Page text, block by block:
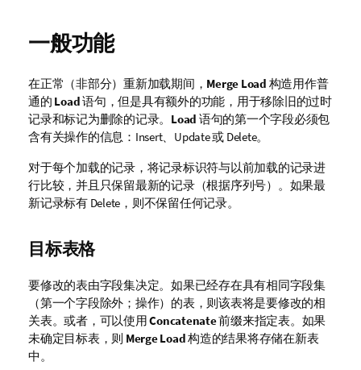
一般功能
在正常（非部分）重新加载期间， Merge Load 构造用作普
通的 Load语句，但是具有额外的功能，用于移除旧的过时
记录和标记为删除的记录。 Load 语句的第一个字段必须包
含有关操作的信息： Insert、 Update或 Delete。
对于每个加载的记录，将记录标识符与以前加载的记录进
行比较，并且只保留最新的记录（根据序列号）。如果最
新记录标有 Delete ，则不保留任何记录。
目标表格
要修改的表由字段集决定。如果已经存在具有相同字段集
（第一个字段除外；操作）的表，则该表将是要修改的相
关表。或者，可以使用Concatenate前缀来指定表。如果
未确定目标表，则 Merge Load构造的结果将存储在新表
中。